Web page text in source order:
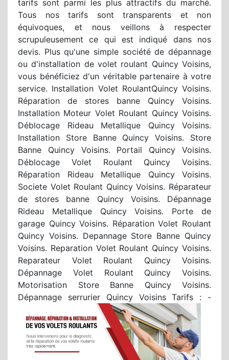
tarifs sont parmi les plus attractifs du marché.
Tous nos tarifs sont transparents et non
équivoques, et nous veillons à respecter
scrupuleusement ce qui est indiqué dans nos
devis. Plus qu'une simple société de dépannage
ou d'installation de volet roulant Quincy Voisins,
vous bénéficiez d'un véritable partenaire à votre
service. Installation Volet RoulantQuincy Voisins.
Réparation de stores banne Quincy Voisins.
Installation Moteur Volet Roulant Quincy Voisins.
Déblocage Rideau Metallique Quincy Voisins.
Installation Store Banne Quincy Voisins. Store
Banne Quincy Voisins. Portail Quincy Voisins.
Déblocage Volet Roulant Quincy Voisins.
Réparation Rideau Metallique Quincy Voisins.
Societe Volet Roulant Quincy Voisins. Réparateur
de stores banne Quincy Voisins. Dépannage
Rideau Metallique Quincy Voisins. Porte de
garage Quincy Voisins. Réparation Volet Roulant
Quincy Voisins. Depannage Store Banne Quincy
Voisins. Reparation Volet Roulant Quincy Voisins.
Reparateur Volet Roulant Quincy Voisins.
Dépannage Volet Roulant Quincy Voisins.
Motorisation Store Banne Quincy Voisins.
Dépannage serrurier Quincy VoisinsTarifs : -